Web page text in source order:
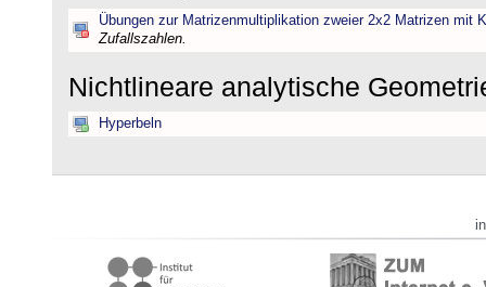
Übungen zur Matrizenmultiplikation zweier 2x2 Matrizen mit
Zufallszahlen.
Nichtlineare analytische
Hyperbeln